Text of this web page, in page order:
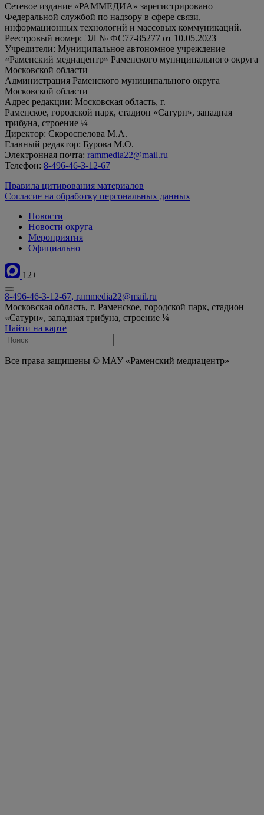
Сетевое издание «РАММЕДИА» зарегистрировано
Федеральной службой по надзору в сфере связи,
информационных технологий и массовых коммуникаций.
Реестровый номер: ЭЛ № ФС77-85277 от 10.05.2023
Учредители: Муниципальное автономное учреждение
«Раменский медиацентр» Раменского муниципального округа
Московской области
Администрация Раменского муниципального округа
Московской области
Адрес редакции: Московская область, г.
Раменское, городской парк, стадион «Сатурн», западная
трибуна, строение ¼
Директор: Скороспелова М.А.
Главный редактор: Бурова М.О.
Электронная почта: rammedia22@mail.ru
Телефон: 8-496-46-3-12-67
Правила цитирования материалов
Согласие на обработку персональных данных
Новости
Новости округа
Мероприятия
Официально
12+
8-496-46-3-12-67, rammedia22@mail.ru
Московская область, г. Раменское, городской парк, стадион
«Сатурн», западная трибуна, строение ¼
Найти на карте
Все права защищены © МАУ «Раменский медиацентр»